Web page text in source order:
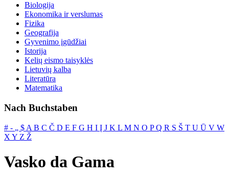
Biologija
Ekonomika ir verslumas
Fizika
Geografija
Gyvenimo įgūdžiai
Istorija
Kelių eismo taisyklės
Lietuvių kalba
Literatūra
Matematika
Nach Buchstaben
# ‐ „ $ A B C Č D E F G H I Į J K L M N O PQ R S Š T U Ū V W
X Y Z Ž
Vasko da Gama